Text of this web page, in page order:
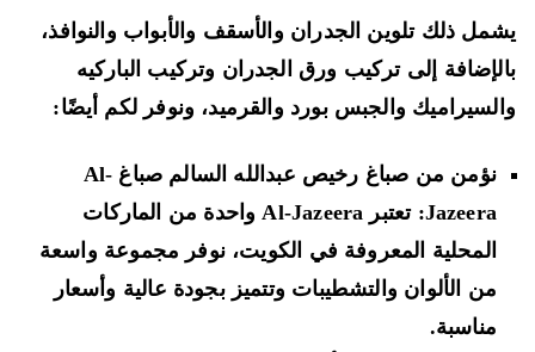
ذلك تلوين الجدران والأسقف والأبواب والنوافذ،
إلى تركيب ورق الجدران وتركيب الباركيه
والجبس بورد والقرميد، ونوفر لكم أيضًا:
نؤمن من صباغ رخيص عبدالله السالم صباغ Al-
Jazeera: تعتبر Al-Jazeera واحدة من الماركات
المحلية المعروفة في الكويت، نوفر مجموعة واسعة
من الألوان والتشطيبات وتتميز بجودة عالية وأسعار
مناسبة.